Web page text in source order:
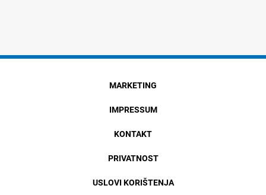
MARKETING
IMPRESSUM
KONTAKT
PRIVATNOST
USLOVI KORIŠTENJA